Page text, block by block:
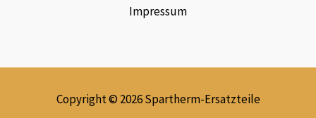
Impressum
Copyright © 2026 Spartherm-Ersatzteile